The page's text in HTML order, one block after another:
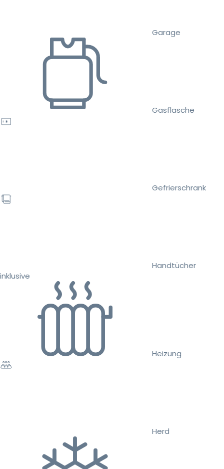
Garage
Gasflasche
Gefrierschrank
Handtücher
inklusive
Heizung
Herd